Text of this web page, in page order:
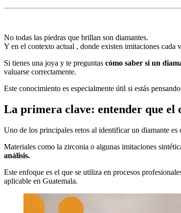
No todas las piedras que brillan son diamantes.
Y en el contexto actual , donde existen imitaciones cada
Si tienes una joya y te preguntas cómo saber si un
valuarse correctamente.
Este conocimiento es especialmente útil si estás
La primera clave: entender que el
Uno de los principales retos al identificar un diamante es
Materiales como la zirconia o algunas imitaciones
análisis.
Este enfoque es el que se utiliza en procesos
aplicable en Guatemala.